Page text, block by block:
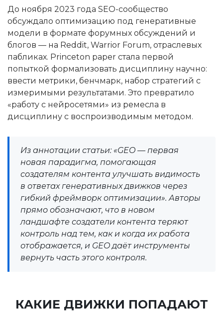
До ноября 2023 года SEO-сообщество
обсуждало оптимизацию под генеративные
модели в формате форумных обсуждений и
блогов — на Reddit, Warrior Forum, отраслевых
пабликах. Princeton paper стала первой
попыткой формализовать дисциплину научно:
ввести метрики, бенчмарк, набор стратегий с
измеримыми результатами. Это превратило
«работу с нейросетями» из ремесла в
дисциплину с воспроизводимым методом.
Из аннотации статьи: «GEO — первая
новая парадигма, помогающая
создателям контента улучшать видимость
в ответах генеративных движков через
гибкий фреймворк оптимизации». Авторы
прямо обозначают, что в новом
ландшафте создатели контента теряют
контроль над тем, как и когда их работа
отображается, и GEO даёт инструменты
вернуть часть этого контроля.
КАКИЕ ДВИЖКИ ПОПАДАЮТ